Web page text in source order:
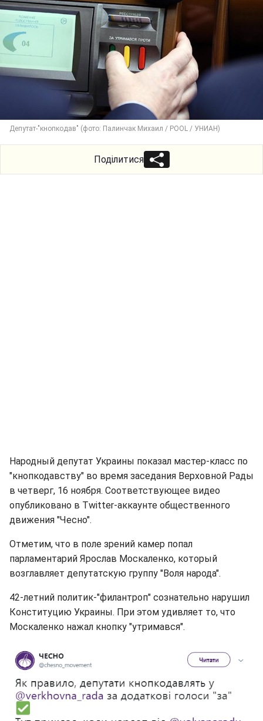
Депутат-"кнопкодав" (фото: Палинчак Михаил / POOL / УНИАН)
Поділитися
Народный депутат Украины показал мастер-класс по
"кнопкодавству" во время заседания Верховной Рады
в четверг, 16 ноября. Соответствующее видео
опубликовано в Twitter-аккаунте общественного
движения "Чесно".
Отметим, что в поле зрений камер попал
парламентарий Ярослав Москаленко, который
возглавляет депутатскую группу "Воля народа".
42-летний политик-"филантроп" сознательно нарушил
Конституцию Украины. При этом удивляет то, что
Москаленко нажал кнопку "утримався".